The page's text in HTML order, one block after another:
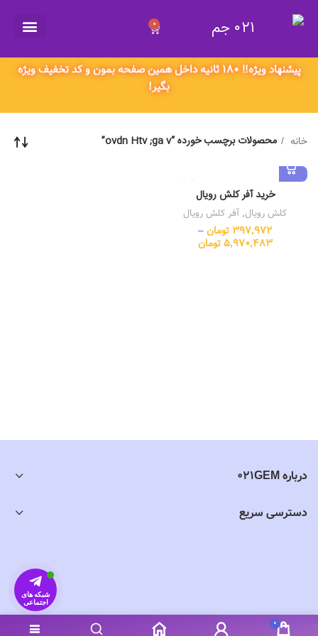
021 جم 0
پیشنهاد ویژه‼️ ۱۸۰ ثانیه داخل همین صفحه بمون و کد تخفیف ویژه
بگیر!
خانه محصولات برچسب خورده “ovdn Htv ;ga v”
خرید آفر کلش رویال
کلش رویال, آفر کلش رویال
397,972 تومان–
5,970,483 تومان
درباره 021GEM
دسترسی سریع
0
شبکه های
اجتماعی